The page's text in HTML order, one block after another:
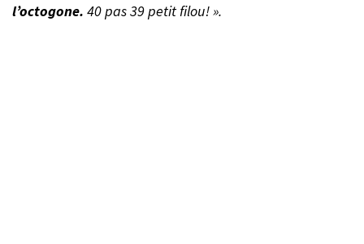
l’octogone. 40 pas 39 petit filou! ».